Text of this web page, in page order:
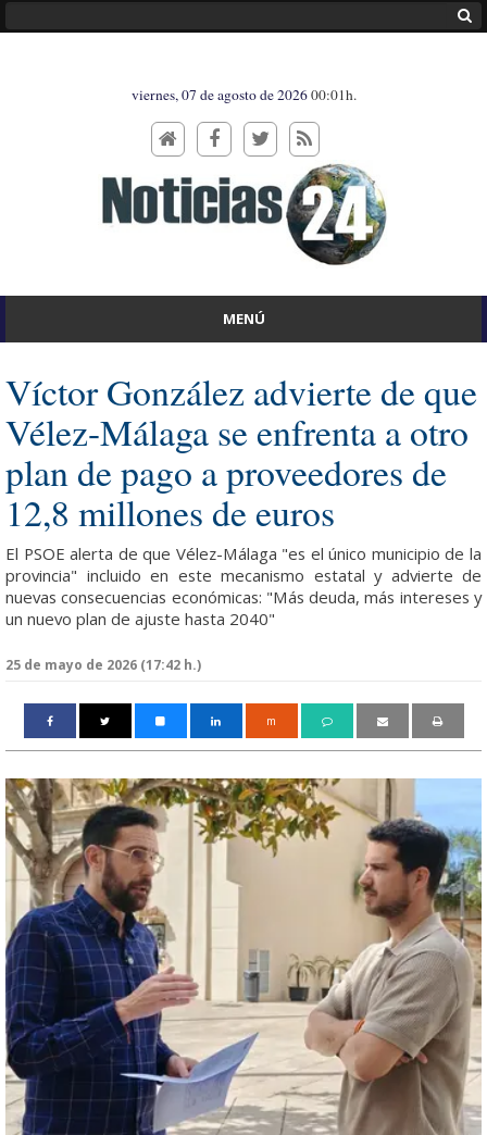
viernes, 07 de agosto de 202600:01h.
MENÚ
Víctor González advierte de que
Vélez-Málaga se enfrenta a otro
plan de pago a proveedores de
12,8 millones de euros
El PSOE alerta de que Vélez-Málaga "es el único municipio de la
provincia" incluido en este mecanismo estatal y advierte de
nuevas consecuencias económicas: "Más deuda, más intereses y
un nuevo plan de ajuste hasta 2040"
25 de mayo de 2026 (17:42 h.)
m